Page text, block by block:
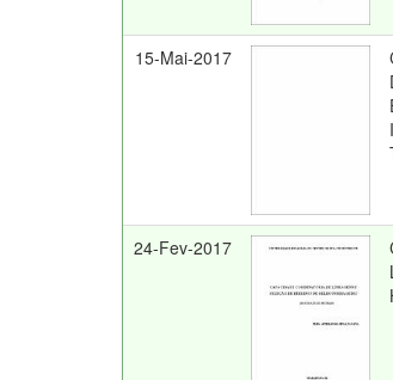
15-Mai-2017
24-Fev-2017